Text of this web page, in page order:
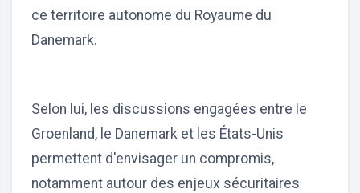
ce territoire autonome du Royaume du
Danemark.
Selon lui, les discussions engagées entre le
Groenland, le Danemark et les États-Unis
permettent d'envisager un compromis,
notamment autour des enjeux sécuritaires